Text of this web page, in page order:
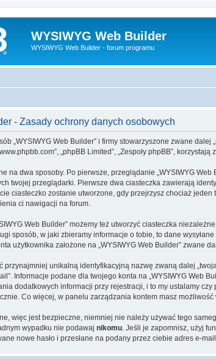
WYSIWYG Web Builder
WYSIWYG Web Builder - forum programu
- Zasady ochrony danych osobowych
„WYSIWYG Web Builder” i firmy stowarzyszone zwane dalej
„phpBB Limited”, „Zespoły phpBB”,
na dwa sposoby. Po pierwsze, przeglądanie „WYSIWYG
twojej przeglądarki. Pierwsze dwa ciasteczka zawierają
ciasteczko zostanie utworzone, gdy przejrzysz chociaż
ci nawigacji na forum.
Web Builder” możemy też utworzyć ciasteczka
sposób, w jaki zbieramy informacje o tobie, to dane
użytkownika założone na „WYSIWYG Web Builder” zwane
przynajmniej unikalną identyfikacyjną nazwę zwaną dalej
Informacje podane dla twojego konta na „WYSIWYG Web
dodatkowych informacji przy rejestracji, i to my ustalamy
Co więcej, w panelu zarządzania kontem masz
więc jest bezpieczne, niemniej nie należy używać tego
wypadku nie podawaj nikomu . Jeśli je zapomnisz, użyj
nowe hasło i przesłane na podany przez ciebie adres e-